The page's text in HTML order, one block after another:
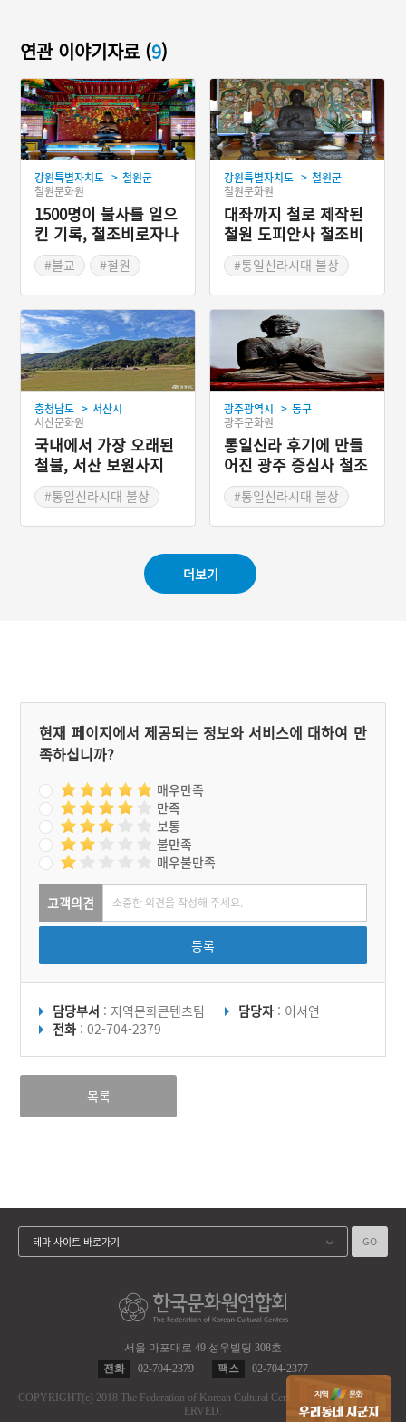
연관 이야기자료 (9)
강원특별자치도 > 철원군
철원문화원
1500명이 불사를 일으
킨 기록, 철조비로자나
불좌상기
#불교
#철원
강원특별자치도 > 철원군
철원문화원
대좌까지 철로 제작된
철원 도피안사 철조비
로자나불좌상
#통일신라시대 불상
충청남도 > 서산시
서산문화원
국내에서 가장 오래된
철불, 서산 보원사지
통일신라 철제여래좌
상#통일신라시대 불상
광주광역시 > 동구
광주문화원
통일신라 후기에 만들
어진 광주 증심사 철조
비로자나불좌상
#통일신라시대 불상
더보기
현재 페이지에서 제공되는 정보와 서비스에 대하여 만
족하십니까?
매우만족
만족
보통
불만족
매우불만족
고객의견
등록
담당부서 : 지역문화콘텐츠팀 담당자 : 이서연
전화 : 02-704-2379
목록
서울 마포대로 49 성우빌딩 308호
전화
02-704-2379 팩스 02-704-2377
COPYRIGHT(c) 2018 The Federation of Korean Cultural Centers.
ALL RIGHT RES
ERVED.
테마 사이트 바로가기 GO